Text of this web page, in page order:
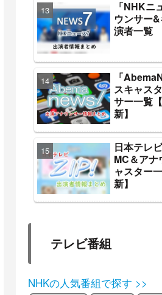
「NHKニ
ウンサー
演者一覧
「
スキャス
サー一覧
新】
日本テレ
MC＆アナ
ャスター
新】
テレビ番組
NHKの人気番組で探す >>